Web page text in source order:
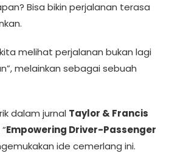
Bisa bikin perjalanan terasa
melihat perjalanan bukan lagi
melainkan sebagai sebuah
dalam jurnal Taylor & Francis
Empowering Driver-Passenger
ide cemerlang ini.